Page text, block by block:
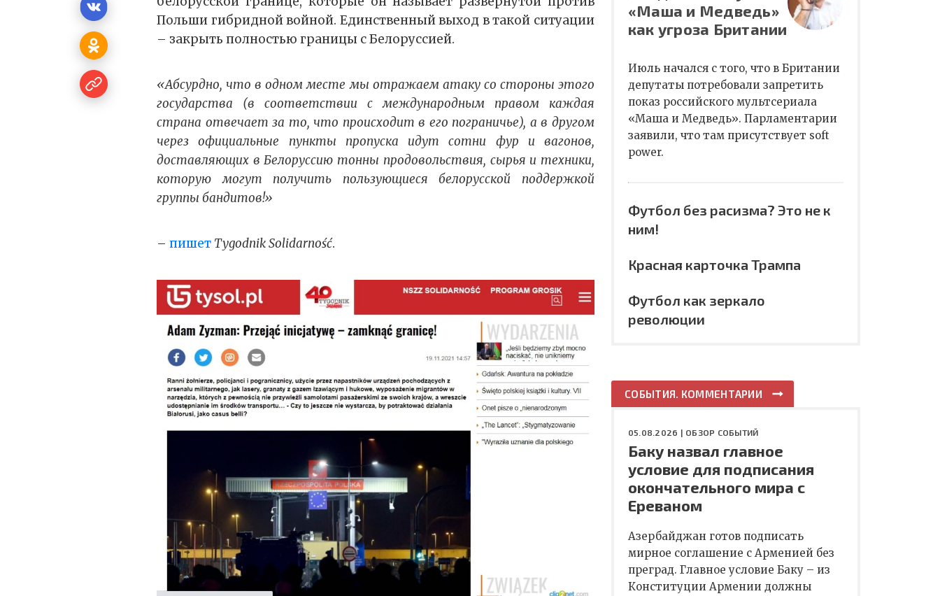
Польши гибридной войной. Единственный выход в такой ситуации
– закрыть полностью границы с Белоруссией.
«Абсурдно, что в одном месте мы отражаем атаку со стороны этого
государства (в соответствии с международным правом каждая
страна отвечает за то, что происходит в его пограничье), а в другом
через официальные пункты пропуска идут сотни фур и вагонов,
доставляющих в Белоруссию тонны продовольствия, сырья и техники,
которую могут получить пользующиеся белорусской поддержкой
группы бандитов!»
– пишет Tygodnik Solidarność.
«Маша и Медведь»
как угроза Британии
Июль начался с того, что в Британии
депутаты потребовали запретить
показ российского мультсериала
«Маша и Медведь». Парламентарии
заявили, что там присутствует soft
power.
Футбол без расизма? Это не к
ним!
Красная карточка Трампа
Футбол как зеркало
революции
СОБЫТИЯ. КОММЕНТАРИИ
05.08.2026 | ОБЗОР СОБЫТИЙ
Баку назвал главное
условие для подписания
окончательного мира с
Ереваном
Азербайджан готов подписать
мирное соглашение с Арменией без
преград. Главное условие Баку – из
Конституции Армении должны